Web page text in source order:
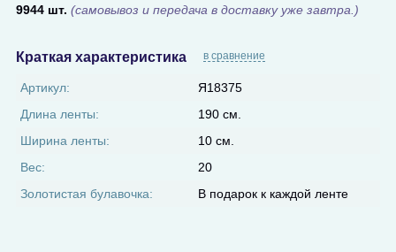
9944 шт. (самовывоз и передача в доставку уже завтра.)
Краткая характеристика в сравнение
Артикул:
Я18375
Длина ленты:
190 см.
Ширина ленты:
10 см.
Вес:
20
Золотистая булавочка:
В подарок к каждой ленте